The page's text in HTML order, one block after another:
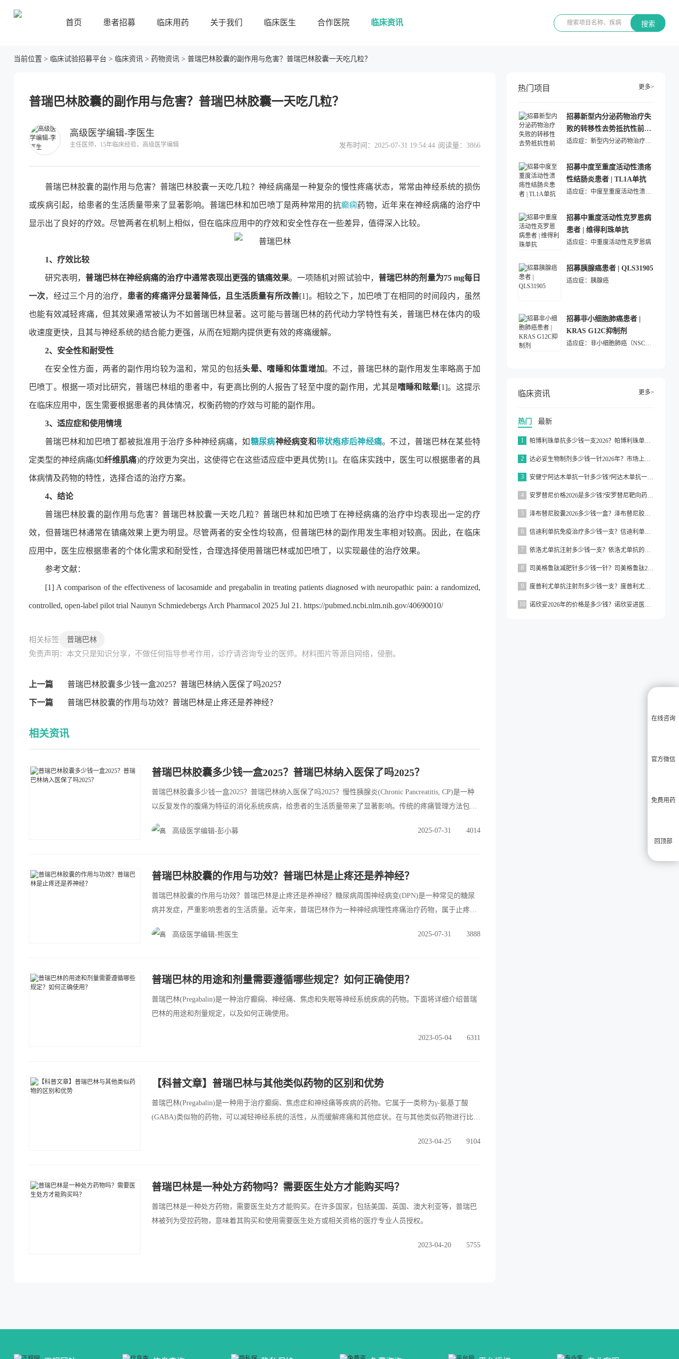
首页 患者招募 临床用药 关于我们 临床医生 合作医院 临床资讯 搜索
当前位置 > 临床试验招募平台 > 临床资讯 > 药物资讯 > 普瑞巴林胶囊的副作用与危害？普瑞巴林胶囊一天吃几粒？
普瑞巴林胶囊的副作用与危害？普瑞巴林胶囊一天吃几粒？
高级医学编辑-李医生
主任医师，15年临床经验，高级医学编辑 发布时间： 2025-07-31 19:54:44 阅读量： 3866
普瑞巴林胶囊的副作用与危害？普瑞巴林胶囊一天吃几粒？神经病痛是一种复杂的慢性疼痛状态，常常由神经系统的损伤
或疾病引起，给患者的生活质量带来了显著影响。普瑞巴林和加巴喷丁是两种常用的抗癫痫药物，近年来在神经病痛的治疗中
显示出了良好的疗效。尽管两者在机制上相似，但在临床应用中的疗效和安全性存在一些差异，值得深入比较。
1、疗效比较
研究表明，普瑞巴林在神经病痛的治疗中通常表现出更强的镇痛效果。一项随机对照试验中， 普瑞巴林的剂量为75 mg每日
一次，经过三个月的治疗， 患者的疼痛评分显著降低，且生活质量有所改善[1]。相较之下，加巴喷丁在相同的时间段内，虽然
也能有效减轻疼痛，但其效果通常被认为不如普瑞巴林显著。这可能与普瑞巴林的药代动力学特性有关，普瑞巴林在体内的吸
收速度更快，且其与神经系统的结合能力更强，从而在短期内提供更有效的疼痛缓解。
2、安全性和耐受性
在安全性方面，两者的副作用均较为温和，常见的包括头晕、嗜睡和体重增加。不过，普瑞巴林的副作用发生率略高于加
巴喷丁。根据一项对比研究，普瑞巴林组的患者中，有更高比例的人报告了轻至中度的副作用，尤其是嗜睡和眩晕[1]。这提示
在临床应用中，医生需要根据患者的具体情况，权衡药物的疗效与可能的副作用。
3、适应症和使用情境
普瑞巴林和加巴喷丁都被批准用于治疗多种神经病痛，如糖尿病神经病变和带状疱疹后神经痛。不过，普瑞巴林在某些特
定类型的神经病痛(如纤维肌痛)的疗效更为突出，这使得它在这些适应症中更具优势[1]。在临床实践中，医生可以根据患者的具
体病情及药物的特性，选择合适的治疗方案。
4、结论
普瑞巴林胶囊的副作用与危害？普瑞巴林胶囊一天吃几粒？普瑞巴林和加巴喷丁在神经病痛的治疗中均表现出一定的疗
效，但普瑞巴林通常在镇痛效果上更为明显。尽管两者的安全性均较高，但普瑞巴林的副作用发生率相对较高。因此，在临床
应用中，医生应根据患者的个体化需求和耐受性，合理选择使用普瑞巴林或加巴喷丁，以实现最佳的治疗效果。
参考文献：
[1] A comparison of the effectiveness of lacosamide and pregabalin in treating patients diagnosed with neuropathic pain: a randomized,
controlled, open-label pilot trial Naunyn Schmiedebergs Arch Pharmacol 2025 Jul 21. https://pubmed.ncbi.nlm.nih.gov/40690010/
相关标签
普瑞巴林
免责声明：本文只是知识分享，不做任何指导参考作用，诊疗请咨询专业的医师。材料图片等源自网络，侵删。
上一篇 普瑞巴林胶囊多少钱一盒2025？普瑞巴林纳入医保了吗2025？
下一篇 普瑞巴林胶囊的作用与功效？普瑞巴林是止疼还是养神经？
相关资讯
普瑞巴林胶囊多少钱一盒2025？普瑞巴林纳入医保了吗2025？
普瑞巴林胶囊多少钱一盒2025？普瑞巴林纳入医保了吗2025？慢性胰腺炎(Chronic Pancreatitis, CP)是一种
以反复发作的腹痛为特征的消化系统疾病，给患者的生活质量带来了显著影响。传统的疼痛管理方法包括
物，如普瑞巴林，作为辅助治疗的潜力逐渐受到关注。本文将重点探讨普瑞巴林在慢性胰腺炎患者中的应
高级医学编辑-彭小募 2025-07-31 4014
普瑞巴林胶囊的作用与功效？普瑞巴林是止疼还是养神经？
普瑞巴林胶囊的作用与功效？普瑞巴林是止疼还是养神经？糖尿病周围神经病变(DPN)是一种常见的糖尿
病并发症，严重影响患者的生活质量。近年来，普瑞巴林作为一种神经病理性疼痛治疗药物，属于止疼药
效果和安全性。
高级医学编辑-熊医生 2025-07-31 3888
普瑞巴林的用途和剂量需要遵循哪些规定？如何正确使用？
普瑞巴林(Pregabalin)是一种治疗癫痫、神经痛、焦虑和失眠等神经系统疾病的药物。下面将详细介绍普瑞
巴林的用途和剂量规定，以及如何正确使用。
2023-05-04 6311
【科普文章】普瑞巴林与其他类似药物的区别和优势
普瑞巴林(Pregabalin)是一种用于治疗癫痫、焦虑症和神经痛等疾病的药物。它属于一类称为γ-氨基丁酸
(GABA)类似物的药物，可以减轻神经系统的活性，从而缓解疼痛和其他症状。在与其他类似药物进行比较
2023-04-25
9104
普瑞巴林是一种处方药物吗？需要医生处方才能购买吗？
普瑞巴林是一种处方药物，需要医生处方才能购买。在许多国家，包括美国、英国、澳大利亚等，普瑞巴
林被列为受控药物，意味着其购买和使用需要医生处方或相关资格的医疗专业人员授权。
2023-04-20 5755
热门项目 更多>
招募新型内分泌药物治疗失
败的转移性去势抵抗性前列
腺癌患者 | ADC药物
适应症： 新型内分泌药物治疗失败的转移性去势抵抗性前列腺癌
招募中度至重度活动性溃疡
性结肠炎患者 | TL1A单抗
适应症： 中度至重度活动性溃疡性结肠炎
招募中重度活动性克罗恩病
患者 | 维得利珠单抗
适应症： 中重度活动性克罗恩病
招募胰腺癌患者 | QLS31905
适应症： 胰腺癌
招募非小细胞肺癌患者 |
KRAS G12C抑制剂
适应症： 非小细胞肺癌（NSCLC）
临床资讯 更多>
热门 最新
1 帕博利珠单抗多少钱一支2026？帕博利珠单抗纳入医保了吗2026？
2 达必妥生物制剂多少钱一针2026年？市场上达必妥的价格为3160元/支左右
3 安健宁阿达木单抗一针多少钱?阿达木单抗一针价格在3000元左右
4 安罗替尼价格2026是多少钱?安罗替尼靶向药价格一般在2000元左右
5 泽布替尼胶囊2026多少钱一盒？泽布替尼胶囊的价格为5000元左右一盒
6 信迪利单抗免疫治疗多少钱一支？信迪利单抗免疫治疗的价格约为2843元一支
7 依洛尤单抗注射多少钱一支？依洛尤单抗的价格一般在500元到1000元之间一支
8 司美格鲁肽减肥针多少钱一针？司美格鲁肽2026价格
9 度普利尤单抗注射剂多少钱一支？度普利尤单抗一支价格约为3160元
10 诺欣妥2026年的价格是多少钱？诺欣妥进医保了吗？
在线咨询
官方微信
免费用药
回顶部